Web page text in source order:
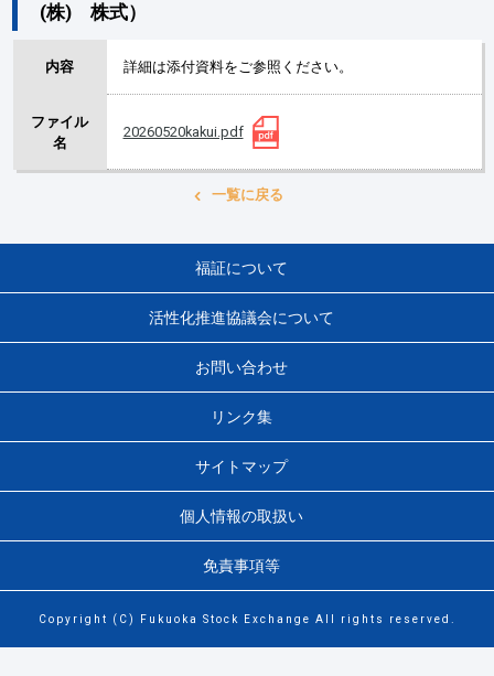
(株) 株式）
内容 詳細は添付資料をご参照ください。
ファイル
名
20260520kakui.pdf
一覧に戻る
福証について
活性化推進協議会について
お問い合わせ
リンク集
サイトマップ
個人情報の取扱い
免責事項等
Copyright (C) Fukuoka Stock Exchange All rights reserved.